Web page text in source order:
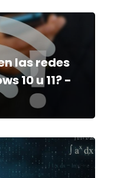
las redes
10 u 11? -